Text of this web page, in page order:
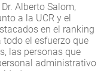
Alberto Salom,
a la UCR y el
en el ranking
el esfuerzo que
las personas que
administrativo